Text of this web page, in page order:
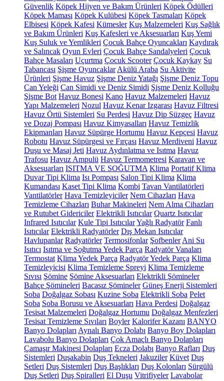
Güvenlik Köpek Hijyen ve Bakım Ürünleri Köpek Ödülleri
Köpek Maması Köpek Kulübesi Köpek Tasmaları Köpek
Elbisesi Köpek Kafesi Kümesler Kuş Malzemeleri Kuş Sağlık
ve Bakım Ürünleri Kuş Kafesleri ve Aksesuarları Kuş Yemi
Kuş Suluk ve Yemlikleri Çocuk Bahçe Oyuncakları Kaydırak
ve Salıncak Oyun Evleri Çocuk Bahçe Sandalyeleri Çocuk
Bahçe Masaları Uçurtma Çocuk Scooter Çocuk Kaykay Su
Tabancası Şişme Oyuncaklar Akülü Araba Su Aktivite
Ürünleri Şişme Havuz Şişme Deniz Yatağı Şişme Deniz Topu
Can Yeleği Can Simidi ve Deniz Simidi Şişme Deniz Kolluğu
Şişme Bot Havuz Bonesi Kano Havuz Malzemeleri Havuz
Yapı Malzemeleri Nozul Havuz Kenar Izgarası Havuz Filtresi
Havuz Örtü Sistemleri Su Perdesi Havuz Dip Süzgeç Havuz
ve Dozaj Pompası Havuz Kimyasalları Havuz Temizlik
Ekipmanları Havuz Süpürge Hortumu Havuz Kepçesi Havuz
Robotu Havuz Süpürgesi ve Fırçası Havuz Merdiveni Havuz
Duşu ve Masaj Jeti Havuz Aydınlatma ve Isıtma Havuz
Trafosu Havuz Ampulü Havuz Termometresi Karavan ve
Aksesuarları ISITMA VE SOĞUTMA Klima Portatif Klima
Duvar Tipi Klima Isı Pompası Salon Tipi Klima Klima
Kumandası Kaset Tipi Klima Kombi Tavan Vantilatörleri
Vantilatörler Hava Temizleyiciler Nem Cihazları Hava
Temizleme Cihazları Buhar Makineleri Nem Alma Cihazları
ve Rutubet Gidericiler Elektrikli Isıtıcılar Quartz Isıtıcılar
Infrared Isıtıcılar Kule Tipi IsıtıcılarYağlı Radyatör Fanlı
Isıtıcılar Elektrikli Radyatörler Dış Mekan Isıtıcılar
Havlupanlar Radyatörler Termosifonlar Şofbenler Ani Su
Isıtıcı Isıtma ve Soğutma Yedek Parça Radyatör Vanaları
Termostat Klima Yedek Parça Radyatör Yedek Parça Klima
Temizleyicisi Klima Temizleme Spreyi Klima Temizleme
Sıvısı Şömine Şömine Aksesuarları Elektrikli Şömineler
Bahçe Şömineleri Bacasız Şömineler Güneş Enerji Sistemleri
Soba Doğalgaz Sobası Kuzine Soba Elektrikli Soba Pelet
Soba Soba Borusu ve Aksesuarları Hava Perdesi Doğalgaz
Tesisat Malzemeleri Doğalgaz Hortumu Doğalgaz Menfezleri
Tesisat Temizleme Sıvıları Boyler Kalorifer Kazanı BANYO
Banyo Dolapları Aynalı Banyo Dolabı Banyo Boy Dolapları
Lavabolu Banyo Dolapları Çok Amaçlı Banyo Dolapları
Çamaşır Makinesi Dolapları Ecza Dolabı Banyo Rafları Duş
Sistemleri Duşakabin Duş Tekneleri Jakuziler Küvet Duş
Setleri Duş Sistemleri Duş Başlıkları Duş Kolonları Sürgülü
Duş Setleri Duş Spiralleri El Duşu Vitrifiyeler Lavabolar